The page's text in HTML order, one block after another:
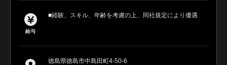
給与
■経験、スキル、年齢を考慮の上、同社規定により優遇
徳島県徳島市中島田町4-50-6